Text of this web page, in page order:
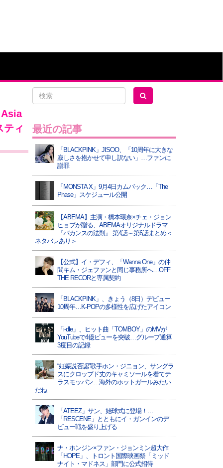
Asia
ティ
最近の記事
「BLACKPINK」JISOO、「10周年に大きな
寂しさを抱かせて申し訳ない」…ファンに
謝罪
「MONSTA X」9月4日カムバック…「The
Phase」スケジュール公開
【ABEMA】主演・橋本環奈×チェ・ジョン
ヒョプが贈る、ABEMAオリジナルドラマ
『バカンスの法則』 第4話～第6話まとめ＜
ネタバレあり＞
【公式】イ・デフィ、「Wanna One」の仲
間キム・ジェファンと同じ事務所へ…OFF
THE RECORと専属契約
「BLACKPINK」、きょう（8日）デビュー
10周年…K-POPの多様性を広げたアイコン
「i-dle」、ヒット曲「TOMBOY」のMVが
YouTubeで4億ビューを突破…グループ通算
3度目の記録
“妊娠説否認”歌手ホン・ジニョン、サングラ
スにクロップド丈のキャミソールを着てテ
ラスモッパン…海外のホットガールみたい
だね
「ATEEZ」サン、始球式に登場！…
「RESCENE」とともにイ・ガンインのデ
ビュー戦を盛り上げる
ナ・ホンジン×ファン・ジョンミン超大作
「HOPE」、トロント国際映画祭「ミッド
ナイト・マドネス」部門に公式招待